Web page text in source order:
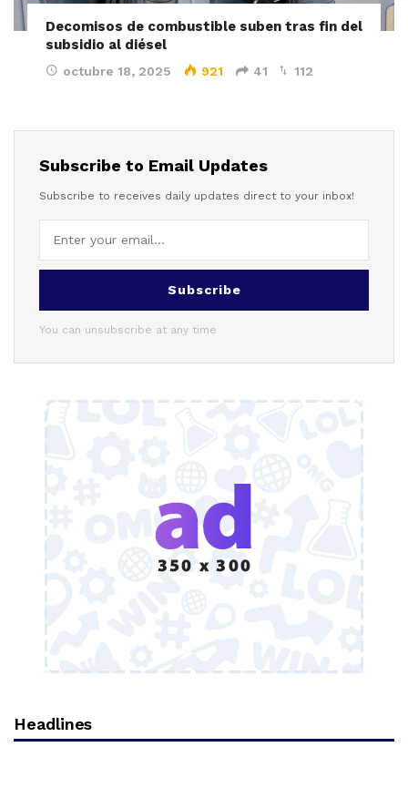
Decomisos de combustible suben tras fin del
subsidio al diésel
octubre 18, 2025 921 41 112
Subscribe to Email Updates
Subscribe to receives daily updates direct to your inbox!
Subscribe
You can unsubscribe at any time
Headlines